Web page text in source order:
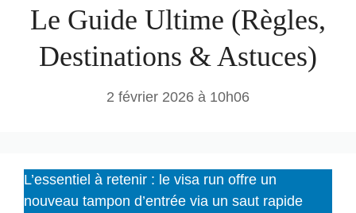
Le Guide Ultime (Règles,
Destinations & Astuces)
2 février 2026 à 10h06
L’essentiel à retenir : le visa run offre un
nouveau tampon d’entrée via un saut rapide